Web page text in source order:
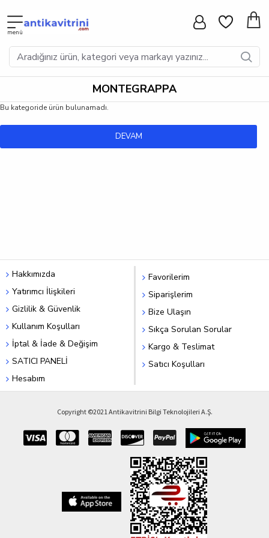
MONTEGRAPPA
Bu kategoride ürün bulunamadı.
DEVAM
Hakkımızda
Yatırımcı İlişkileri
Gizlilik & Güvenlik
Kullanım Koşulları
İptal & İade & Değişim
SATICI PANELİ
Hesabım
Favorilerim
Siparişlerim
Bize Ulaşın
Sıkça Sorulan Sorular
Kargo & Teslimat
Satıcı Koşulları
Copyright ©2021 Antikavitrini Bilgi Teknolojileri A.Ş.